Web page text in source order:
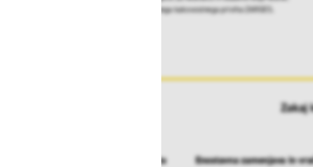
- Zveza klin-stranica s pomočjo zelo čvrstega kakovostnega priviha ZARGES.
Zakaj
Dostava in prevzemna mesta Enostavna zamenjava in